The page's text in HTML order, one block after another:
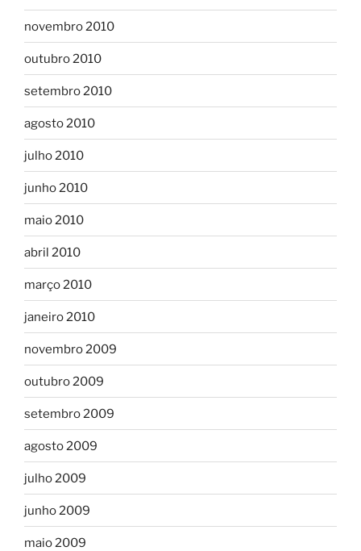
novembro 2010
outubro 2010
setembro 2010
agosto 2010
julho 2010
junho 2010
maio 2010
abril 2010
março 2010
janeiro 2010
novembro 2009
outubro 2009
setembro 2009
agosto 2009
julho 2009
junho 2009
maio 2009